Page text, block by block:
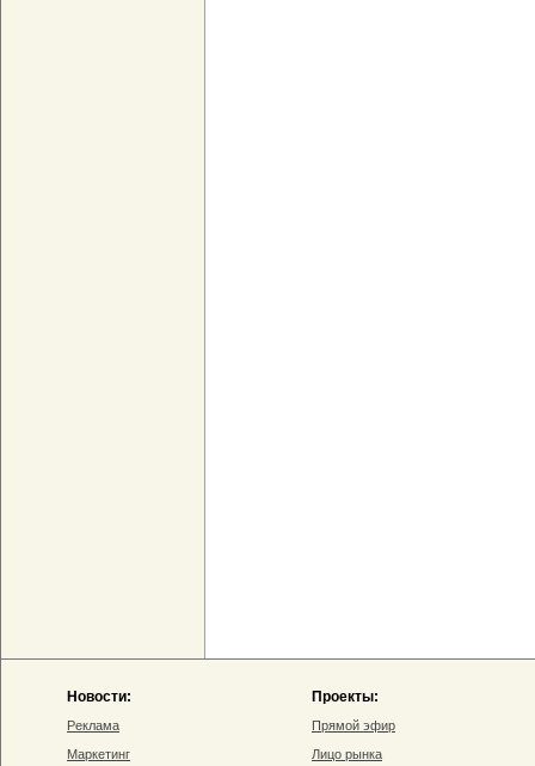
Новости:
Реклама
Маркетинг
Проекты:
Прямой эфир
Лицо рынка